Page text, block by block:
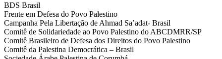
BDS Brasil
Frente em Defesa do Povo Palestino
Campanha Pela Libertação de Ahmad Sa’adat- Brasil
Comitê de Solidariedade ao Povo Palestino do ABCDMRR/SP
Comitê Brasileiro de Defesa dos Direitos do Povo Palestino
Comitê da Palestina Democrática – Brasil